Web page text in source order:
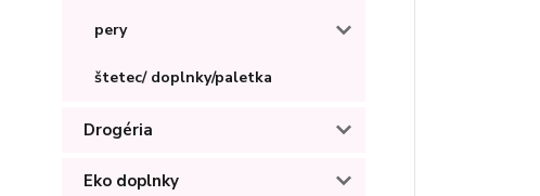
pery
štetec/ doplnky/paletka
Drogéria
Eko doplnky